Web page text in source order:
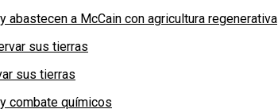
abastecen a McCain con agricultura regenerativa
sus tierras